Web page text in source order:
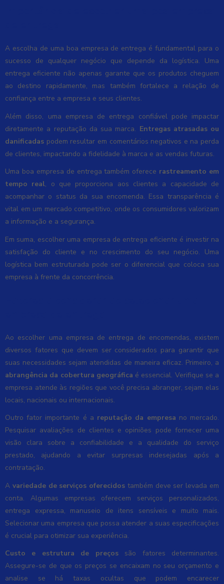
A escolha de uma boa empresa de entrega é fundamental para o
sucesso de qualquer negócio que depende da logística. Uma
entrega eficiente não apenas garante que os produtos cheguem
ao destino rapidamente, mas também fortalece a relação de
confiança entre a empresa e seus clientes.
Além disso, uma empresa de entrega confiável pode impactar
diretamente a reputação da sua marca. Entregas atrasadas ou
danificadas podem resultar em comentários negativos e na perda
de clientes, impactando a fidelidade à marca e as vendas futuras.
Uma boa empresa de entrega também oferece rastreamento em
tempo real, o que proporciona aos clientes a capacidade de
acompanhar o status da sua encomenda. Essa transparência é
vital em um mercado competitivo, onde os consumidores valorizam
a informação e a segurança.
Em suma, escolher uma empresa de entrega eficiente é investir na
satisfação do cliente e no crescimento do seu negócio. Uma
logística bem estruturada pode ser o diferencial que coloca sua
empresa à frente da concorrência.
Ao escolher uma empresa de entrega de encomendas, existem
diversos fatores que devem ser considerados para garantir que
suas necessidades sejam atendidas de maneira eficaz. Primeiro, a
abrangência da cobertura geográfica é essencial. Verifique se a
empresa atende às regiões que você precisa abranger, sejam elas
locais, nacionais ou internacionais.
Outro fator importante é a reputação da empresa no mercado.
Pesquisar avaliações de clientes e opiniões pode fornecer uma
visão clara sobre a confiabilidade e a qualidade do serviço
prestado, ajudando a evitar surpresas indesejadas após a
contratação.
A variedade de serviços oferecidos também deve ser levada em
conta. Algumas empresas oferecem serviços personalizados,
entrega expressa, manuseio de itens sensíveis e muito mais.
Selecionar uma empresa que possa atender a suas especificações
é crucial para otimizar sua experiência.
Custo e estrutura de preçossão fatores determinantes.
Assegure-se de que os preços se encaixam no seu orçamento e
analise se há taxas ocultas que podem encarecer